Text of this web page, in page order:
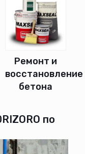
Ремонт и
восстановление
бетона
по